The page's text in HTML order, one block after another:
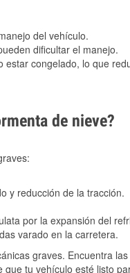
del vehículo.
dificultar el manejo.
congelado, lo que
de nieve?
y reducción de la tracción.
por la expansión del
varado en la carretera.
graves. Encuentra
tu vehículo esté listo